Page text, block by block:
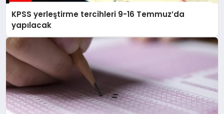
KPSS yerleştirme tercihleri 9-16 Temmuz’da
yapılacak